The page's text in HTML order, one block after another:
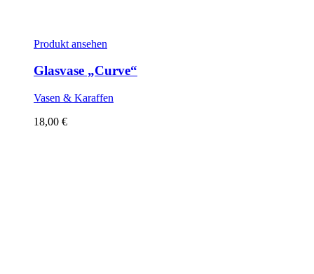
Produkt ansehen
Glasvase „Curve“
Vasen & Karaffen
18,00 €